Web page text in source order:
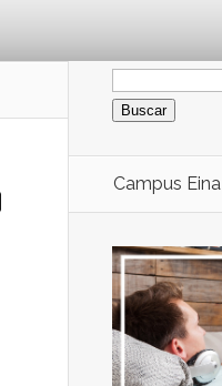
Buscar:
Campus Eina